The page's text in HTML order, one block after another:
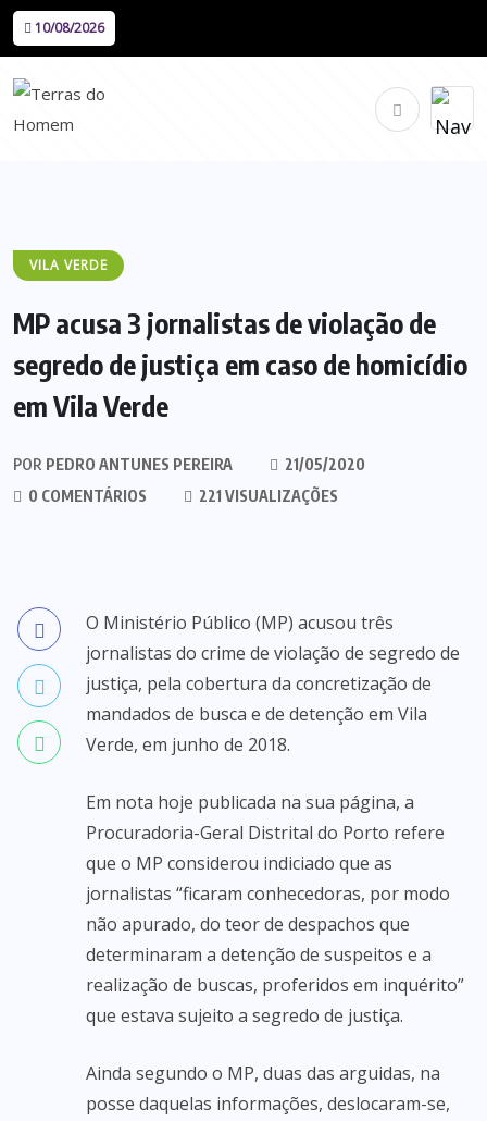
10/08/2026
VILA VERDE
MP acusa 3 jornalistas de violação de
segredo de justiça em caso de homicídio
em Vila Verde
POR PEDRO ANTUNES PEREIRA
21/05/2020
0 COMENTÁRIOS
221 VISUALIZAÇÕES
O Ministério Público (MP) acusou três
jornalistas do crime de violação de segredo de
justiça, pela cobertura da concretização de
mandados de busca e de detenção em Vila
Verde, em junho de 2018.
Em nota hoje publicada na sua página, a
Procuradoria-Geral Distrital do Porto refere
que o MP considerou indiciado que as
jornalistas “ficaram conhecedoras, por modo
não apurado, do teor de despachos que
determinaram a detenção de suspeitos e a
realização de buscas, proferidos em inquérito”
que estava sujeito a segredo de justiça.
Ainda segundo o MP, duas das arguidas, na
posse daquelas informações, deslocaram-se,